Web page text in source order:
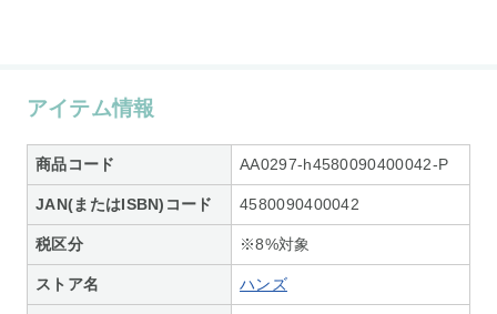
アイテム情報
商品コード AA0297-h4580090400042-P
JAN(またはISBN)コード 4580090400042
税区分 ※8%対象
ストア名 ハンズ